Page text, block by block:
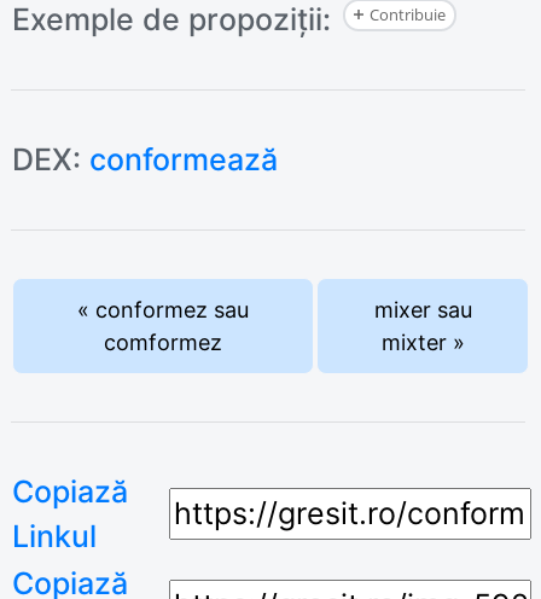
Exemple de propoziții: Contribuie
DEX: conformează
« conformez sau
comformez
mixer sau
mixter »
Copiază
Linkul
Copiază